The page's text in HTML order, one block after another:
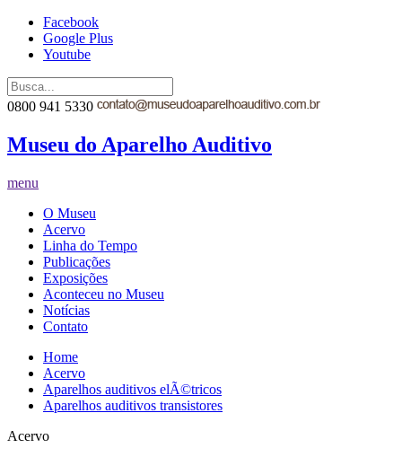
Facebook
Google Plus
Youtube
0800 941 5330
Museu do Aparelho Auditivo
menu
O Museu
Acervo
Linha do Tempo
Publicações
Exposições
Aconteceu no Museu
Notícias
Contato
Home
Acervo
Aparelhos auditivos elÃ©tricos
Aparelhos auditivos transistores
Acervo